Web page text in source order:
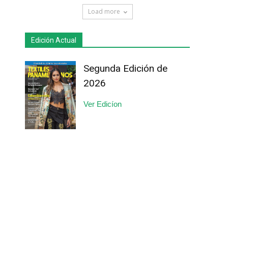
Load more
Edición Actual
Segunda Edición de
2026
Ver Edicíon